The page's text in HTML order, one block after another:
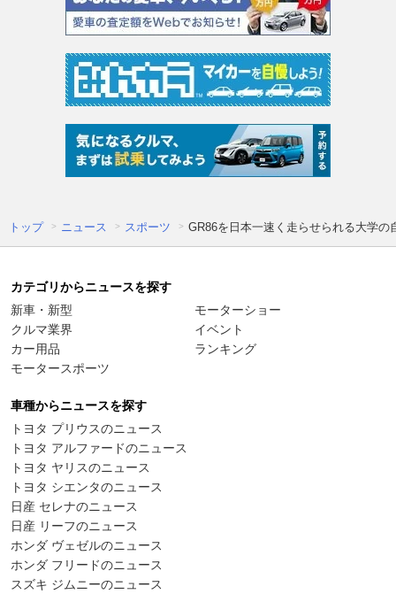
トップ ニュース スポーツ GR86を日本一速く走らせられる大学
カテゴリからニュースを探す
新車・新型
クルマ業界
カー用品
モータースポーツ
モーターショー
イベント
ランキング
車種からニュースを探す
トヨタ プリウスのニュース
トヨタ アルファードのニュース
トヨタ ヤリスのニュース
トヨタ シエンタのニュース
日産 セレナのニュース
日産 リーフのニュース
ホンダ ヴェゼルのニュース
ホンダ フリードのニュース
スズキ ジムニーのニュース